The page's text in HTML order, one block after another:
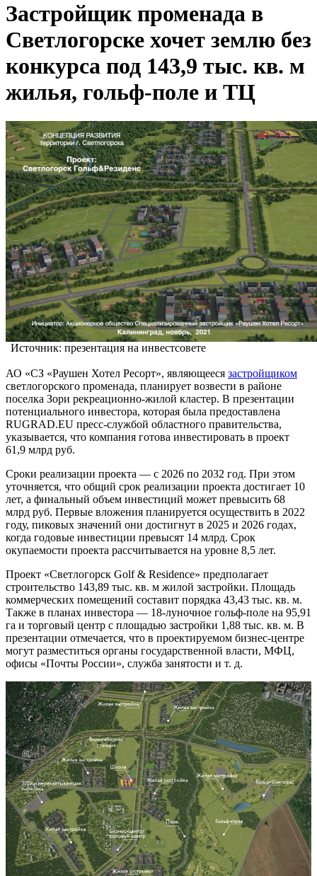
Застройщик променада в
Светлогорске хочет землю без
конкурса под 143,9 тыс. кв. м
жилья, гольф-поле и ТЦ
Источник: презентация на инвестсовете
АО «СЗ «Раушен Хотел Ресорт», являющееся застройщиком
светлогорского променада, планирует возвести в районе
поселка Зори рекреационно-жилой кластер. В презентации
потенциального инвестора, которая была предоставлена
RUGRAD.EU пресс-службой областного правительства,
указывается, что компания готова инвестировать в проект
61,9 млрд руб.
Сроки реализации проекта — с 2026 по 2032 год. При этом
уточняется, что общий срок реализации проекта достигает 10
лет, а финальный объем инвестиций может превысить 68
млрд руб. Первые вложения планируется осуществить в 2022
году, пиковых значений они достигнут в 2025 и 2026 годах,
когда годовые инвестиции превысят 14 млрд. Срок
окупаемости проекта рассчитывается на уровне 8,5 лет.
Проект «Светлогорск Golf & Residence» предполагает
строительство 143,89 тыс. кв. м жилой застройки. Площадь
коммерческих помещений составит порядка 43,43 тыс. кв. м.
Также в планах инвестора — 18-луночное гольф-поле на 95,91
га и торговый центр с площадью застройки 1,88 тыс. кв. м. В
презентации отмечается, что в проектируемом бизнес-центре
могут разместиться органы государственной власти, МФЦ,
офисы «Почты России», служба занятости и т. д.